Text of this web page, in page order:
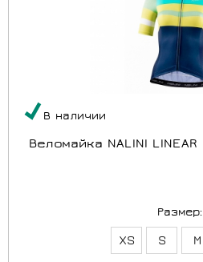
В наличии
Веломайка NALINI
Размер:
XS S M